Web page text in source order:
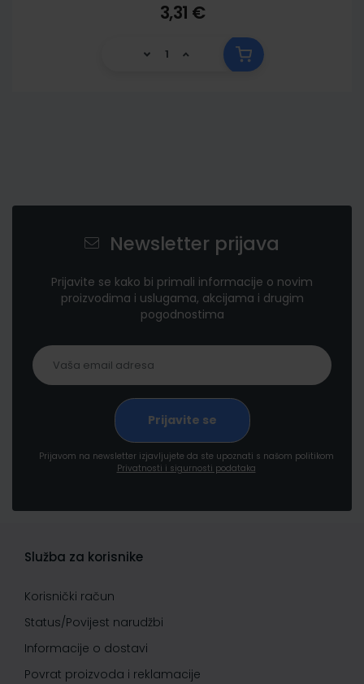
3,31 €
Newsletter prijava
Prijavite se kako bi primali informacije o novim
proizvodima i uslugama, akcijama i drugim
pogodnostima
Prijavom na newsletter izjavljujete da ste upoznati s našom politikom
Privatnosti i sigurnosti podataka
Služba za korisnike
Korisnički račun
Status/Povijest narudžbi
Informacije o dostavi
Povrat proizvoda i reklamacije